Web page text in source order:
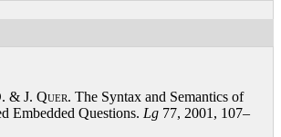
& J. Quer. The Syntax and Semantics of
Embedded Questions. Lg 77, 2001, 107–